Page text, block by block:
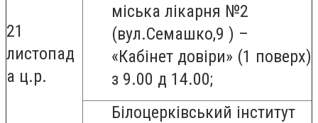
21
листопад
а ц.р.
міська лікарня №2
(вул.Семашко,9 ) –
«Кабінет довіри» (1 поверх)
з 9.00 д 14.00;
Білоцерківський інститут